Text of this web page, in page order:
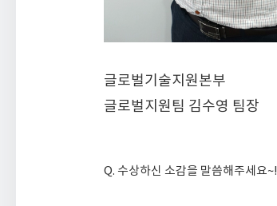
글로벌기술지원본부
글로벌지원팀 김수영 팀장
Q. 수상하신 소감을 말씀해주세요~!